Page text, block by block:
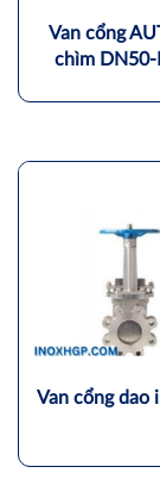
Van cổng
chìm
Van cổng dao